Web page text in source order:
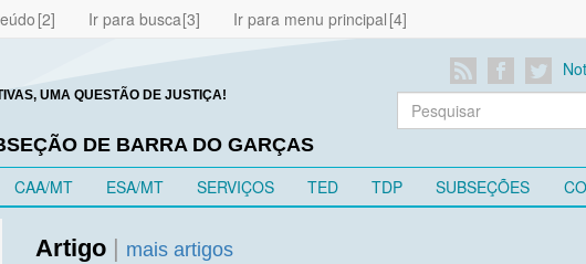
Ir para busca Ir para menu principal
UMA QUESTÃO DE JUSTIÇA!
DE BARRA DO GARÇAS
CAA/MT ESA/MT SERVIÇOS TED TDP SUBSEÇÕES
Artigo mais artigos